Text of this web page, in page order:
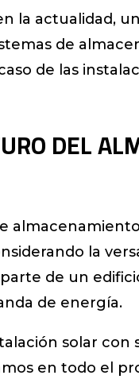
la actualidad,
de
de las
DEL
la
de un
de energía.
solar con
en todo el